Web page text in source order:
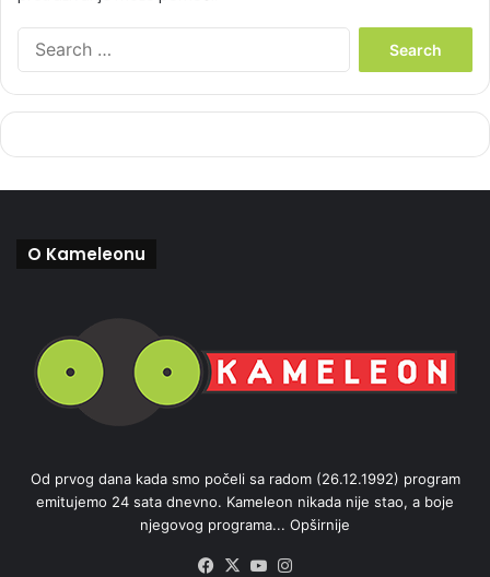
h
O Kameleonu
Od prvog dana kada smo počeli sa radom (26.12.1992) program
emitujemo 24 sata dnevno. Kameleon nikada nije stao, a boje
njegovog programa... Opširnije
Facebook
X YouTube